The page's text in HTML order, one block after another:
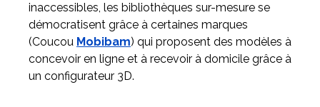
inaccessibles, les bibliothèques sur-mesure se
démocratisent grâce à certaines marques
(Coucou Mobibam) qui proposent des modèles à
concevoir en ligne et à recevoir à domicile grâce à
un configurateur 3D.